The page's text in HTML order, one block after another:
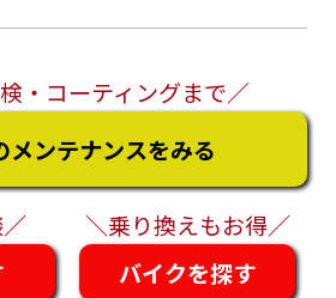
・コーティングまで／
メンテナンスをみる
＼乗り換えもお得／
バイクを探す